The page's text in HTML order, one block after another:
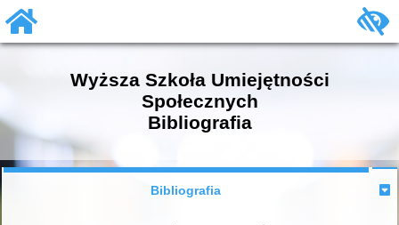
Wyższa Szkoła Umiejętności
Społecznych
Bibliografia
Bibliografia